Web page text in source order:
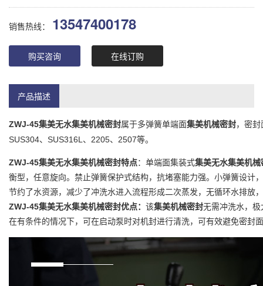
销售热线： 13547400178
购买咨询 在线订购
产品描述
ZWJ-45集美无水集美机械密封属于多弹簧单端面集美机械密封，密
SUS304、SUS316L、2205、2507等。
ZWJ-45集美无水集美机械密封特点：单端面集装式集美无水集美机械
衡型，任意旋向。禁止弹簧保护式结构，抗堵塞能力强。小弹簧设计
节约了水资源，减少了冲洗水进入流程形成二次蒸发，无循环水排放
ZWJ-45集美无水集美机械密封优点： 该集美机械密封无需冲洗水，
在有条件的情况下，可在启动泵时对机封进行清洗，可有效避免密封